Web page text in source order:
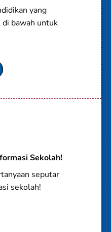
yang
bawah untuk
Sekolah!
seputar
sekolah!